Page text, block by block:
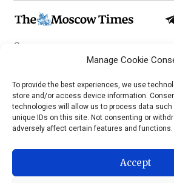
Manage Cookie
To provide the best experiences, we use
store and/or access device information.
technologies will allow us to process data such
unique IDs on this site. Not consenting or
adversely affect certain features and functions.
Accept
О нас
Политика конфиденциальности
iOS
Android